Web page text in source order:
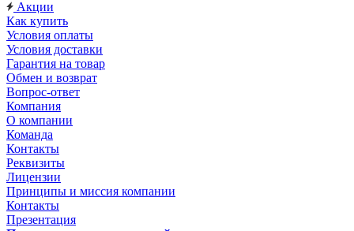
Акции
Как купить
Условия оплаты
Условия доставки
Гарантия на товар
Обмен и возврат
Вопрос-ответ
Компания
О компании
Команда
Контакты
Реквизиты
Лицензии
Принципы и миссия компании
Контакты
Презентация